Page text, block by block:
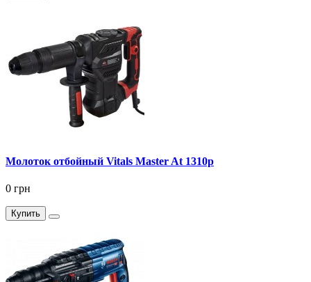
Молоток отбойный Vitals Master At 1310p
0 грн
Купить